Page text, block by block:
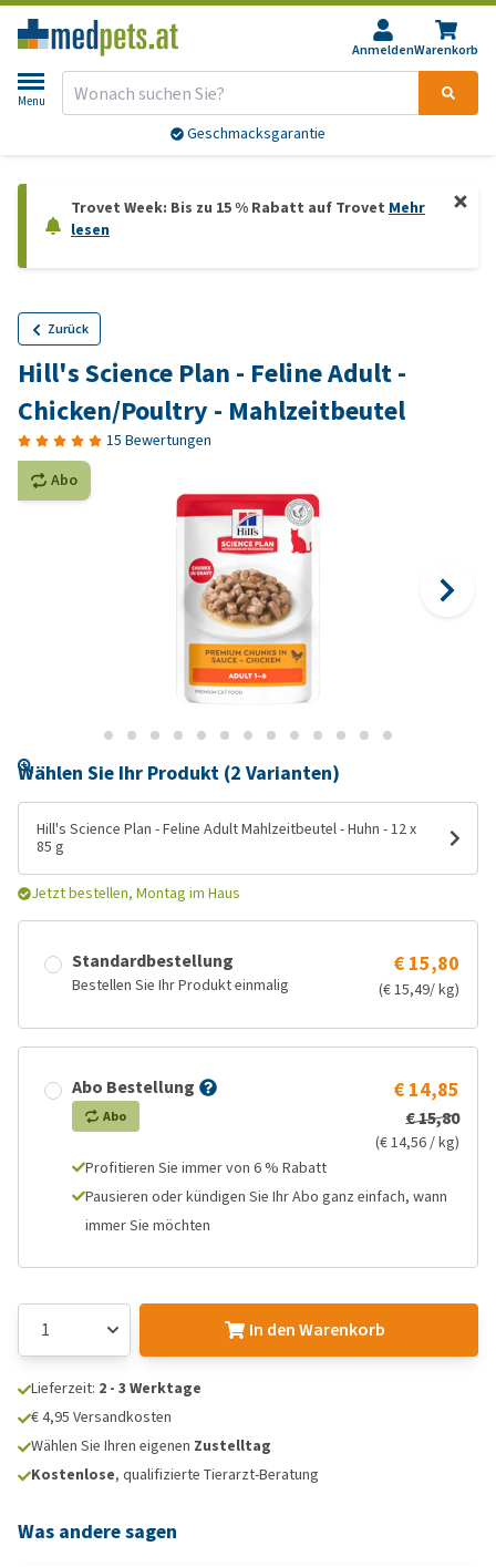
AnmeldenWarenkorb
Menu
Geschmacksgarantie
Trovet Week: Bis zu 15 % Rabatt auf Trovet Mehr
lesen
Zurück
Hill's Science Plan - Feline Adult -
Chicken/Poultry - Mahlzeitbeutel
15 Bewertungen
Abo
Wählen Sie Ihr Produkt (2 Varianten)
Hill's Science Plan - Feline Adult Mahlzeitbeutel - Huhn - 12 x
85 g
Jetzt bestellen, Montag im Haus
Standardbestellung
Bestellen Sie Ihr Produkt einmalig
€ 15,80
(€ 15,49/ kg)
Abo Bestellung
Abo
€ 14,85
€ 15,80
(€ 14,56 / kg)
Profitieren Sie immer von 6 % Rabatt
Pausieren oder kündigen Sie Ihr Abo ganz einfach, wann
immer Sie möchten
In den Warenkorb
Lieferzeit: 2 - 3 Werktage
€ 4,95 Versandkosten
Wählen Sie Ihren eigenen Zustelltag
Kostenlose, qualifizierte Tierarzt-Beratung
Was andere sagen